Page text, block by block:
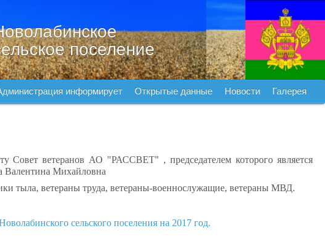
поселение
информирует Открытые данные Новости Галерея
Совет ветеранов АО "РАССВЕТ" , председателем которого является
Валентина Михайловна
тыла, ветераны труда, ветераны-военнослужащие, ветераны МВД.
сельского поселения на 2017 год.